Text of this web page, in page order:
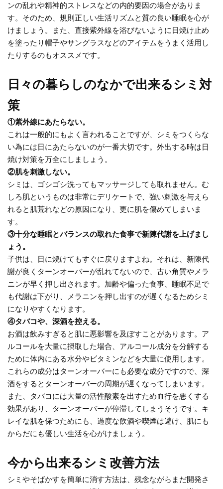
ンの乱れや精神的ストレスなどの内的要因の場合がありま
す。そのため、規則正しい生活リズムと質の良い睡眠を心が
けましょう。また、直接紫外線を浴びないように日焼け止め
を塗ったり帽子やサングラスなどのアイテムをうまく活用し
たりするのもオススメです。
日々の暮らしのなかで出来るシミ対
策
①紫外線にあたらない。
これは一般的にもよく言われることですが、シミをつくらな
い為には日にあたらないのが一番大切です。外出する時は日
焼け対策を万全にしましょう。
②肌を刺激しない。
シミは、ゴシゴシ洗ってもマッサージしても取れません。む
しろ肌というものは非常にデリケートで、強い刺激を与えら
れると肌荒れなどの原因になり、更に肌を傷めてしまいま
す。
③十分な睡眠とバランスの取れた食事で新陳代謝を上げまし
ょう。
子供は、日に焼けてもすぐに戻りますよね。それは、新陳代
謝が良くターンオーバーが乱れてないので、古い角質やメラ
ニンが早く押し出されます。加齢や偏った食事、睡眠不足で
も代謝は下がり、メラニンを押し出すのが遅くなるためシミ
になりやすくなります。
④タバコや、深酒を控える。
お酒は飲みすぎると肌に悪影響を及ぼすことがあります。ア
ルコールを大量に摂取した場合、アルコール成分を分解する
ために体内にある水分やビタミンなどを大量に使用します。
これらの成分はターンオーバーにも必要な成分ですので、深
酒をするとターンオーバーの周期が遅くなってしまいます。
また、タバコには大量の活性酸素を出すため血行を悪くする
効果があり、ターンオーバーが停滞してしまうそうです。キ
レイな肌を保つためにも、過度な飲酒や喫煙は避け、肌にも
からだにも優しい生活を心がけましょう。
今から出来るシミ改善方法
シミやそばかすを簡単に消す方法は、残念ながらまだ開発さ